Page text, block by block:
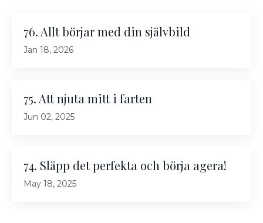
76. Allt börjar med din självbild
Jan 18, 2026
75. Att njuta mitt i farten
Jun 02, 2025
74. Släpp det perfekta och börja agera!
May 18, 2025